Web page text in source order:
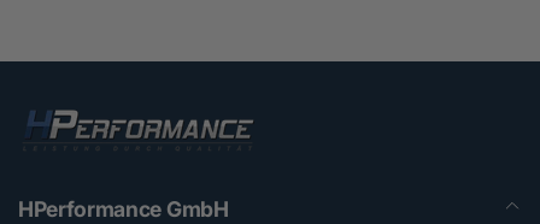
HPerformance GmbH